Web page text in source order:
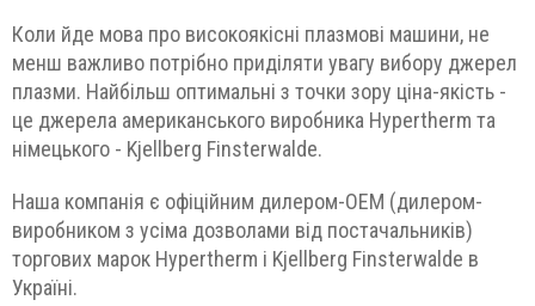
Коли йде мова про високоякісні плазмові машини, не
менш важливо потрібно приділяти увагу вибору джерел
плазми. Найбільш оптимальні з точки зору ціна-якість -
це джерела американського виробника Hypertherm та
німецького - Kjellberg Finsterwalde.
Наша компанія є офіційним дилером-ОЕМ (дилером-
виробником з усіма дозволами від постачальників)
торгових марок Hypertherm і Kjellberg Finsterwalde в
Україні.